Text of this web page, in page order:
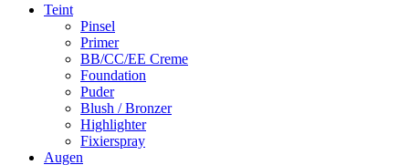
Primäres
Teint
Pinsel
Primer
BB/CC/EE Creme
Foundation
Puder
Blush / Bronzer
Highlighter
Fixierspray
Augen